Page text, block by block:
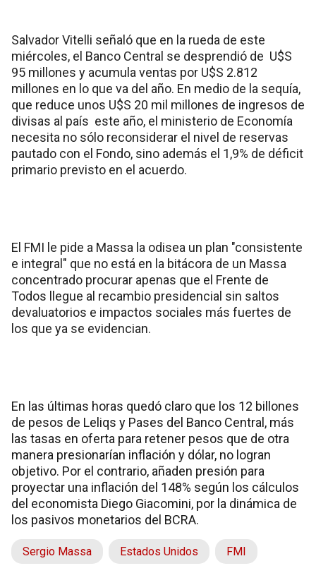
Salvador Vitelli señaló que en la rueda de este
miércoles, el Banco Central se desprendió de U$S
95 millones y acumula ventas por U$S 2.812
millones en lo que va del año. En medio de la sequía,
que reduce unos U$S 20 mil millones de ingresos de
divisas al país este año, el ministerio de Economía
necesita no sólo reconsiderar el nivel de reservas
pautado con el Fondo, sino además el 1,9% de déficit
primario previsto en el acuerdo.
El FMI le pide a Massa la odisea un plan "consistente
e integral" que no está en la bitácora de un Massa
concentrado procurar apenas que el Frente de
Todos llegue al recambio presidencial sin saltos
devaluatorios e impactos sociales más fuertes de
los que ya se evidencian.
En las últimas horas quedó claro que los 12 billones
de pesos de Leliqs y Pases del Banco Central, más
las tasas en oferta para retener pesos que de otra
manera presionarían inflación y dólar, no logran
objetivo. Por el contrario, añaden presión para
proyectar una inflación del 148% según los cálculos
del economista Diego Giacomini, por la dinámica de
los pasivos monetarios del BCRA.
Sergio Massa Estados Unidos FMI